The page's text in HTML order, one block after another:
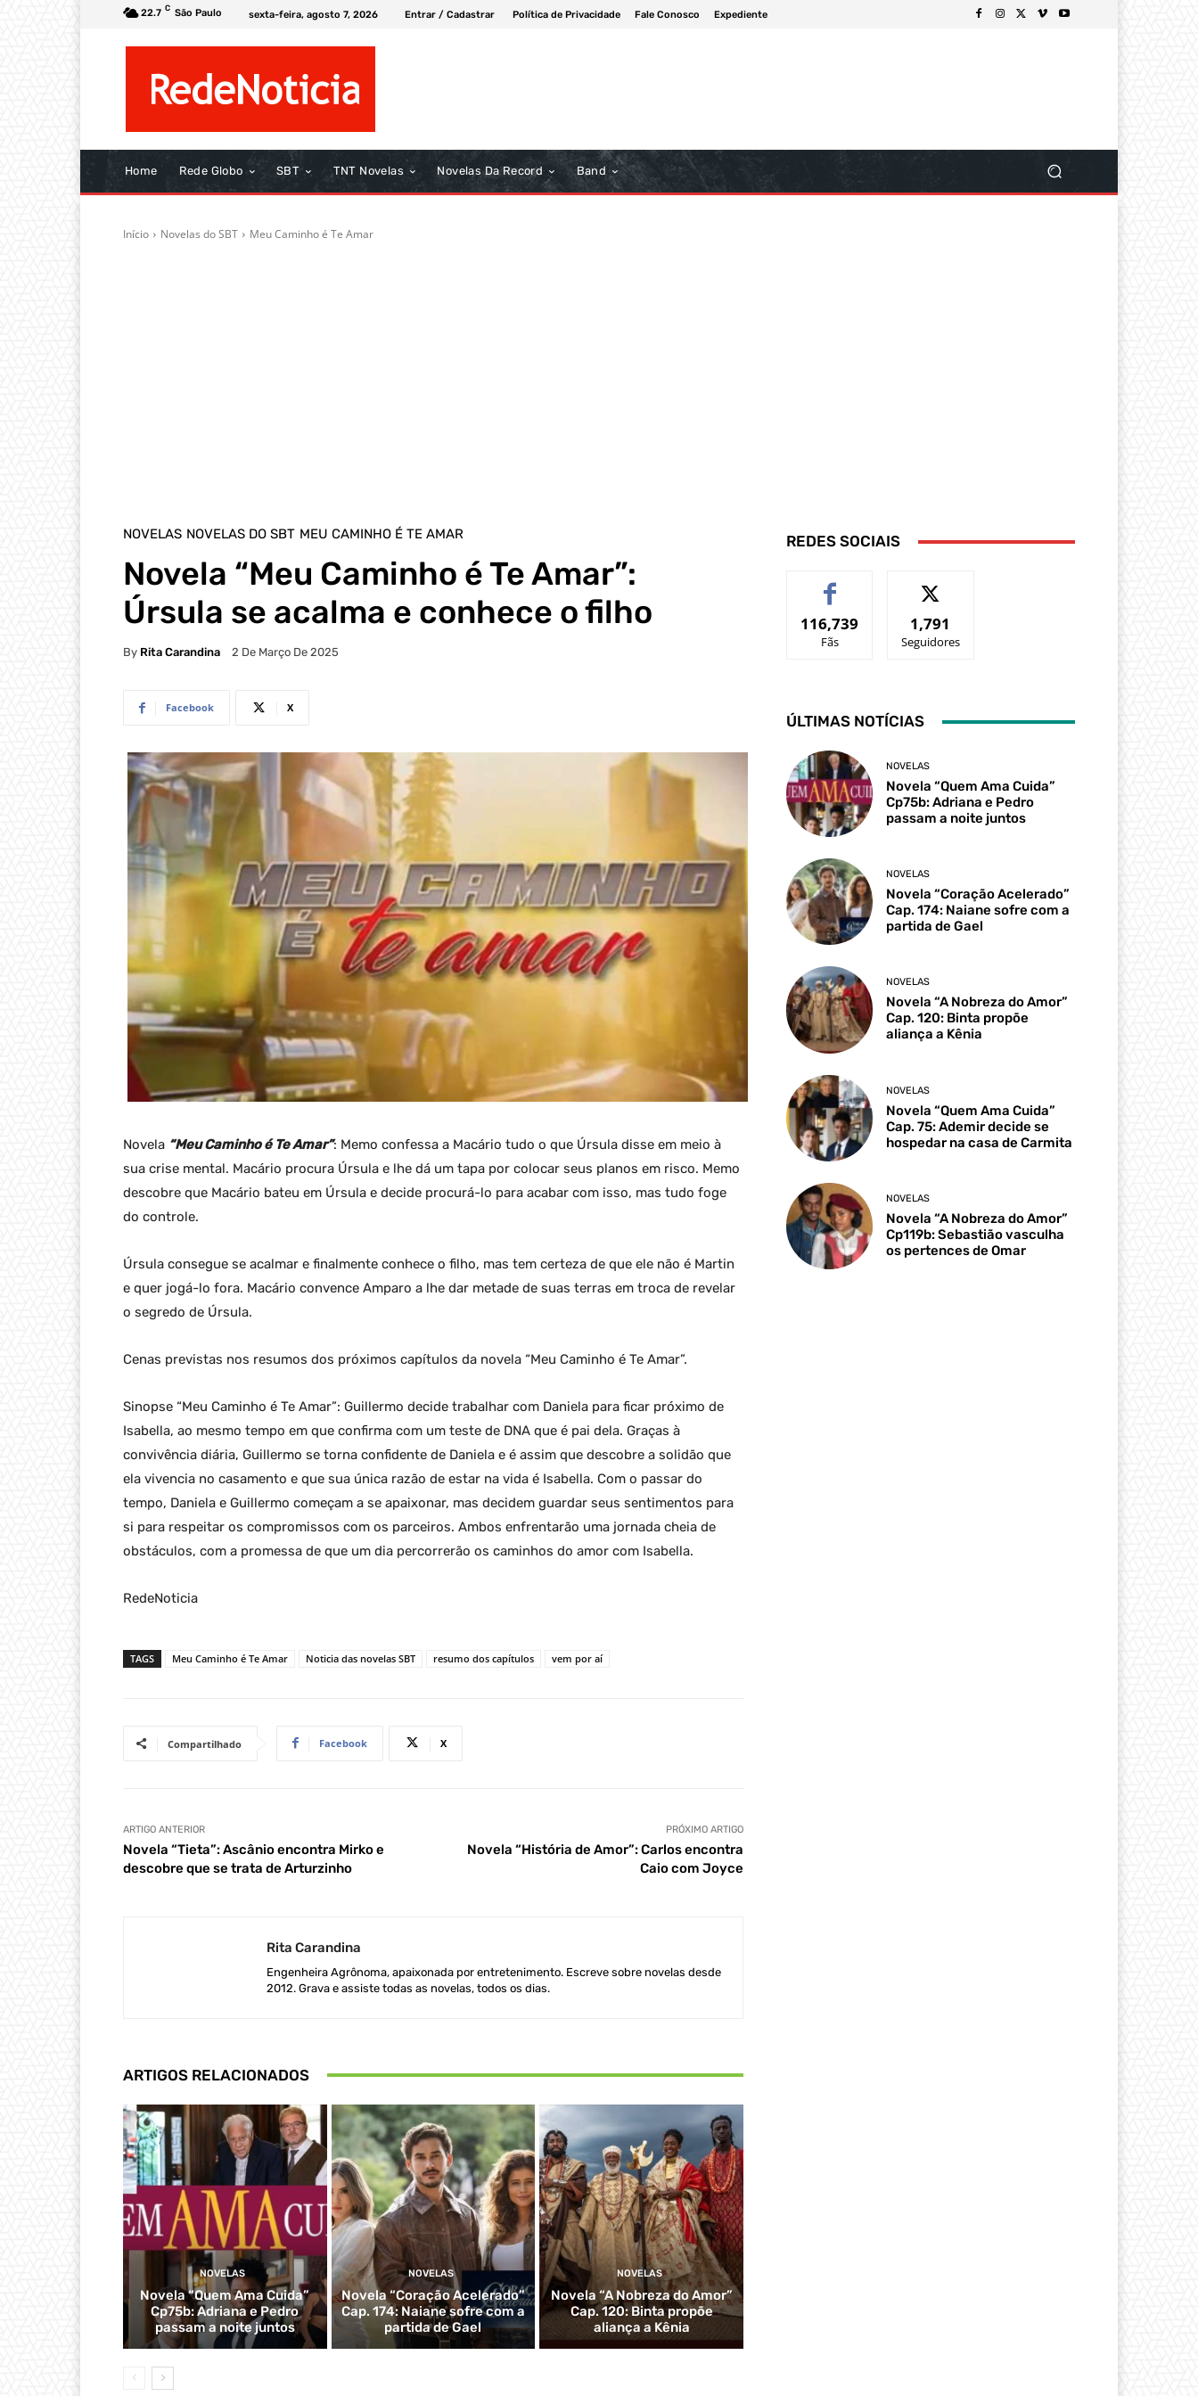
22.7 C São Paulo sexta-feira, agosto 7, 2026 Entrar / Cadastrar Política de Privacidade Fale Conosco Expediente
Home Rede Globo SBT TNT Novelas Novelas Da Record Band
Início Novelas do SBT Meu Caminho é Te Amar
NOVELAS NOVELAS DO SBT MEU CAMINHO É TE AMAR
Novela “Meu Caminho é Te Amar”:
Úrsula se acalma e conhece o filho
By Rita Carandina 2 De Março De 2025
Facebook X
Novela “Meu Caminho é Te Amar”: Memo confessa a Macário tudo o que Úrsula disse em meio à
sua crise mental. Macário procura Úrsula e lhe dá um tapa por colocar seus planos em risco. Memo
descobre que Macário bateu em Úrsula e decide procurá-lo para acabar com isso, mas tudo foge
do controle.
Úrsula consegue se acalmar e finalmente conhece o filho, mas tem certeza de que ele não é Martin
e quer jogá-lo fora. Macário convence Amparo a lhe dar metade de suas terras em troca de revelar
o segredo de Úrsula.
Cenas previstas nos resumos dos próximos capítulos da novela “Meu Caminho é Te Amar”.
Sinopse “Meu Caminho é Te Amar”: Guillermo decide trabalhar com Daniela para ficar próximo de
Isabella, ao mesmo tempo em que confirma com um teste de DNA que é pai dela. Graças à
convivência diária, Guillermo se torna confidente de Daniela e é assim que descobre a solidão que
ela vivencia no casamento e que sua única razão de estar na vida é Isabella. Com o passar do
tempo, Daniela e Guillermo começam a se apaixonar, mas decidem guardar seus sentimentos para
si para respeitar os compromissos com os parceiros. Ambos enfrentarão uma jornada cheia de
obstáculos, com a promessa de que um dia percorrerão os caminhos do amor com Isabella.
RedeNoticia
TAGS Meu Caminho é Te Amar Noticia das novelas SBT resumo dos capítulos vem por aí
Compartilhado Facebook X
ARTIGO ANTERIOR
Novela “Tieta”: Ascânio encontra Mirko e
descobre que se trata de Arturzinho
PRÓXIMO ARTIGO
Novela “História de Amor”: Carlos encontra
Caio com Joyce
Rita Carandina
Engenheira Agrônoma, apaixonada por entretenimento. Escreve sobre novelas desde
2012. Grava e assiste todas as novelas, todos os dias.
ARTIGOS RELACIONADOS
NOVELAS
Novela “Quem Ama Cuida”
Cp75b: Adriana e Pedro
passam a noite juntos
NOVELAS
Novela “Coração Acelerado”
Cap. 174: Naiane sofre com a
partida de Gael
NOVELAS
Novela “A Nobreza do Amor”
Cap. 120: Binta propõe
aliança a Kênia
REDES SOCIAIS
116,739
Fãs
1,791
Seguidores
ÚLTIMAS NOTÍCIAS
NOVELAS
Novela “Quem Ama Cuida”
Cp75b: Adriana e Pedro
passam a noite juntos
NOVELAS
Novela “Coração Acelerado”
Cap. 174: Naiane sofre com a
partida de Gael
NOVELAS
Novela “A Nobreza do Amor”
Cap. 120: Binta propõe
aliança a Kênia
NOVELAS
Novela “Quem Ama Cuida”
Cap. 75: Ademir decide se
hospedar na casa de Carmita
NOVELAS
Novela “A Nobreza do Amor”
Cp119b: Sebastião vasculha
os pertences de Omar